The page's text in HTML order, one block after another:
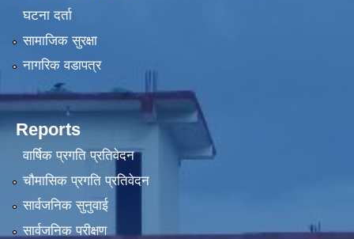
घटना दर्ता
सामाजिक सुरक्षा
नागरिक वडापत्र
Reports
वार्षिक प्रगति प्रतिवेदन
चौमासिक प्रगति प्रतिवेदन
सार्वजनिक सुनुवाई
सार्वजनिक परीक्षण